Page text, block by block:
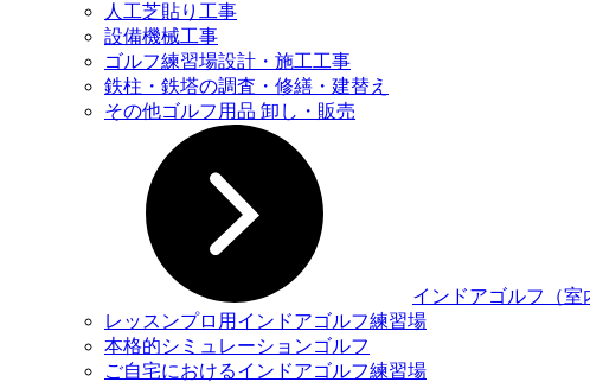
人工芝貼り工事
設備機械工事
ゴルフ練習場設計・施工工事
鉄柱・鉄塔の調査・修繕・建替え
その他ゴルフ用品 卸し・販売
インドアゴルフ（
レッスンプロ用インドアゴルフ練習場
本格的シミュレーションゴルフ
ご自宅におけるインドアゴルフ練習場